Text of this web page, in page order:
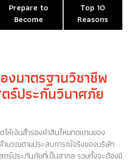
Prepare to
Become
Top 10
Reasons
งมาตรฐานวิชาชีพ
ร์ประกันวินาศภัย
ให้เงินสำรองค่าสินไหมทดแทนของ
นวณตามประสบการณ์จริงของบริษัท
ร์ประกันภัยที่เป็นสากล รวมทั้งจะต้องมี